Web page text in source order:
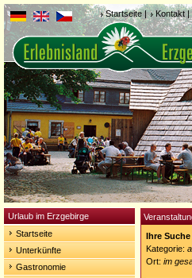
Startseite| Kontakt|
Urlaub im Erzgebirge
Startseite
Unterkünfte
Gastronomie
Ihre
Kategorie:
Ort: im